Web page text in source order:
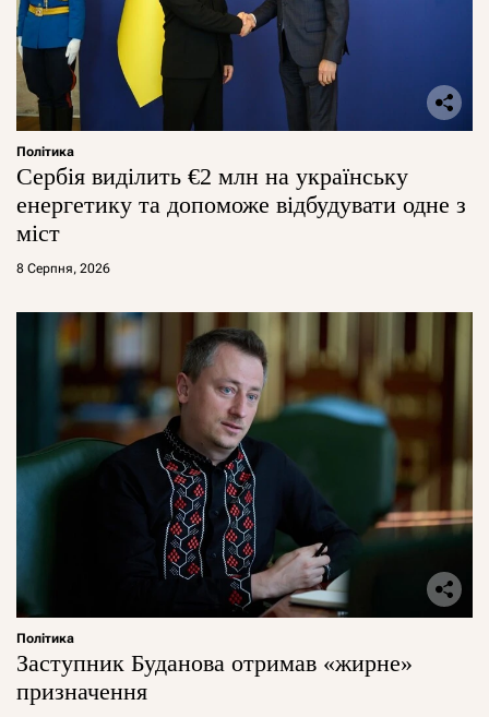
Політика
Сербія виділить €2 млн на українську
енергетику та допоможе відбудувати одне з
міст
8 Серпня, 2026
Політика
Заступник Буданова отримав «жирне»
призначення